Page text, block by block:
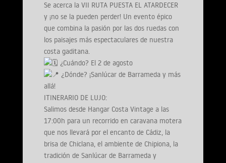
Se acerca la VII RUTA PUESTA EL ATARDECER
y ¡no se la pueden perder! Un evento épico
que combina la pasión por las dos ruedas con
los paisajes más espectaculares de nuestra
costa gaditana.
¿Cuándo? El 2 de agosto
¿Dónde? ¡Sanlúcar de Barrameda y más
allá!
ITINERARIO DE LUJO:
Salimos desde Hangar Costa Vintage a las
17:00h para un recorrido en caravana motera
que nos llevará por el encanto de Cádiz, la
brisa de Chiclana, el ambiente de Chipiona, la
tradición de Sanlúcar de Barrameda y